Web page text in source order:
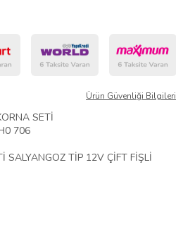
Ürün Güvenliği Bilgileri
SETİ
706
SALYANGOZ TİP 12V ÇİFT FİŞLİ